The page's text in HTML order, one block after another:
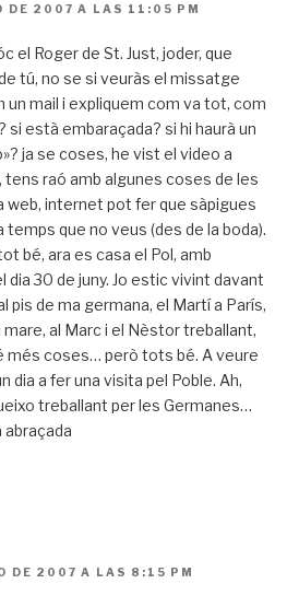
DE 2007 A LAS 11:05 PM
el Roger de St. Just, joder, que
tú, no se si veuràs el missatge
un mail i expliquem com va tot, com
si està embaraçada? si hi haurà un
ja se coses, he vist el video a
tens raó amb algunes coses de les
web, internet pot fer que sàpigues
temps que no veus (des de la boda).
bé, ara es casa el Pol, amb
dia 30 de juny. Jo estic vivint davant
pis de ma germana, el Martí a París,
mare, al Marc i el Nèstor treballant,
més coses… però tots bé. A veure
dia a fer una visita pel Poble. Ah,
treballant per les Germanes…
abraçada
DE 2007 A LAS 8:15 PM